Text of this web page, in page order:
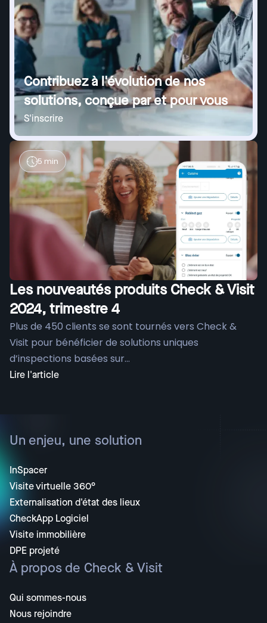
Contribuez à l'évolution de nos
solutions, conçue par et pour vous
S'inscrire
5 min
Les nouveautés produits Check & Visit
2024, trimestre 4
Plus de 450 clients se sont tournés vers Check &
Visit pour bénéficier de solutions uniques
d’inspections basées sur...
Lire l'article
Un enjeu, une solution
InSpacer
Visite virtuelle 360°
Externalisation d'état des lieux
CheckApp Logiciel
Visite immobilière
DPE projeté
À propos de Check & Visit
Qui sommes-nous
Nous rejoindre